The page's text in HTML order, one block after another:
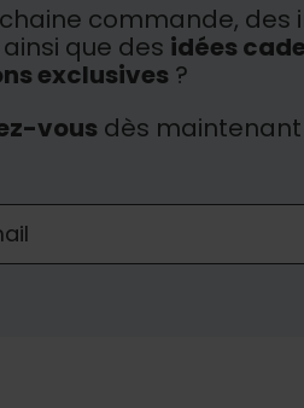
commande, des
ainsi que des idées
exclusives ?
vous dès